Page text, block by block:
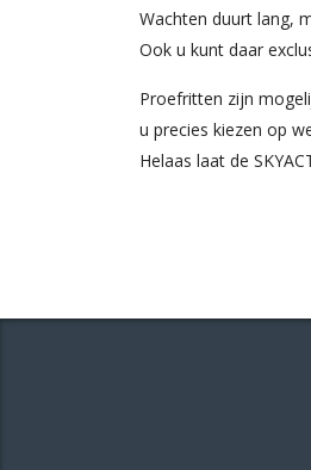
Wachten duurt lang,
Ook u kunt daar
Proefritten zijn
u precies kiezen op
Helaas laat de